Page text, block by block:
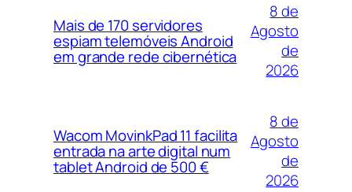
Mais de 170 servidores
espiam telemóveis Android
em grande rede cibernética
8 de
Agosto
de
2026
Wacom MovinkPad 11 facilita
entrada na arte digital num
tablet Android de 500 €
8 de
Agosto
de
2026